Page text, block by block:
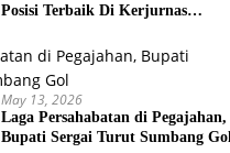
Posisi Terbaik Di Kerjurnas
May 13, 2026
Laga Persahabatan di Pegajahan,
Bupati Sergai Turut Sumbang Gol